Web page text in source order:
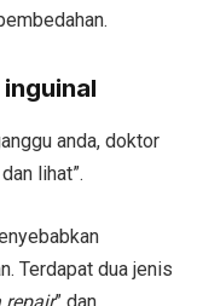
anda, doktor
lihat”.
Terdapat dua jenis
repair” dan